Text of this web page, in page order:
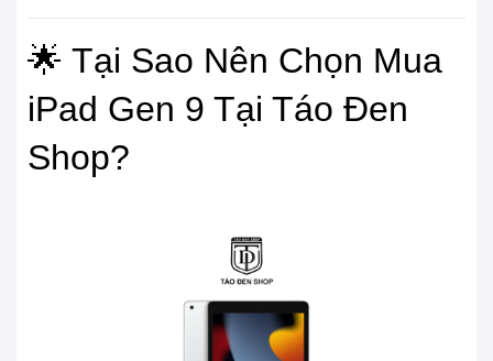
🌟 Tại Sao Nên Chọn Mua
iPad Gen 9 Tại Táo Đen
Shop?